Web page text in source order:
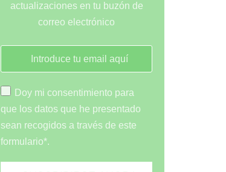
actualizaciones en tu buzón de
correo electrónico
Doy mi consentimiento para
que los datos que he presentado
sean recogidos a través de este
formulario*.